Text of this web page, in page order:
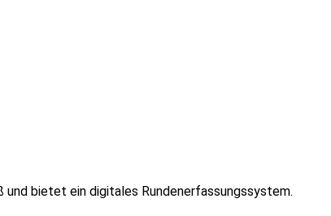
bietet ein digitales Rundenerfassungssystem.